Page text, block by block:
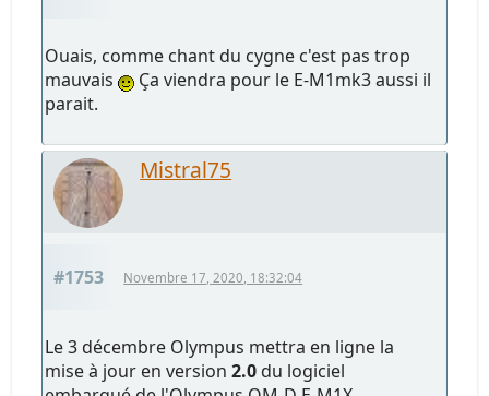
Ouais, comme chant du cygne c'est pas trop
mauvais
Ça viendra pour le E-M1mk3 aussi il
parait.
Mistral75
#1753 Novembre 17, 2020, 18:32:04
Le 3 décembre Olympus mettra en ligne la
mise à jour en version2.0 du logiciel